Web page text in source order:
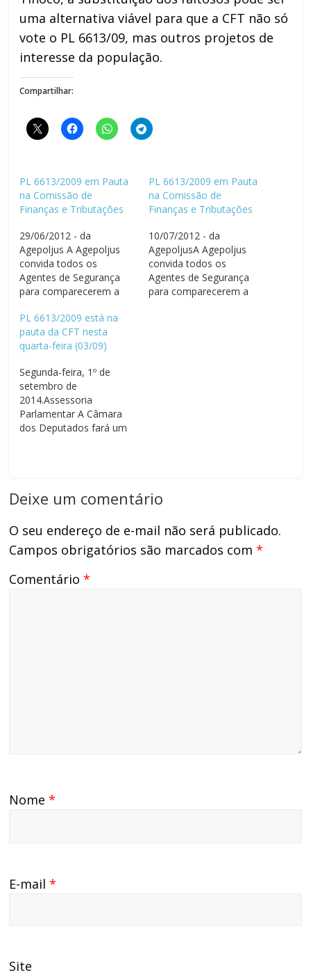
uma alternativa viável para que a CFT não só
vote o PL 6613/09, mas outros projetos de
interesse da população.
Compartilhar:
PL 6613/2009 em Pauta
na Comissão de
Finanças e Tributações
29/06/2012 - da
Agepoljus A Agepoljus
convida todos os
Agentes de Segurança
para comparecerem a
Finanças e Tributações
(CFT), que será realizada
na manhã desta quarta
Câmara dos Deputados.
A comissão tem em sua
pauta o PL 6613/2009,
que é…
PL 6613/2009 em Pauta
na Comissão de
Finanças e Tributações
10/07/2012 - da
AgepoljusA Agepoljus
convida todos os
Agentes de Segurança
para comparecerem a
PL 6613/2009 está na
pauta da CFT nesta
quarta-feira (03/09)
Segunda-feira, 1º de
setembro de
2014.Assessoria
Parlamentar A Câmara
dos Deputados fará um
item 20 da pauta
na sessão da próxima
quarta-feira, 3 de
setembro. PROJETO DE
Deixe um comentário
O seu endereço de e-mail não será publicado.
Campos obrigatórios são marcados com*
Comentário*
Nome*
E-mail*
Site